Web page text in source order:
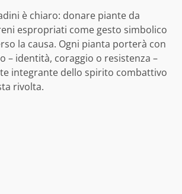
è chiaro: donare piante da
espropriati come gesto simbolico
la causa. Ogni pianta porterà con
– identità, coraggio o resistenza –
integrante dello spirito combattivo
rivolta.